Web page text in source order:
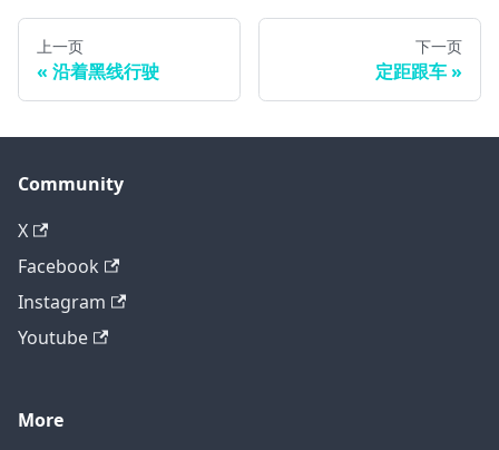
上一页
沿着黑线行驶
下一页
定距跟车
Community
X
Facebook
Instagram
Youtube
More